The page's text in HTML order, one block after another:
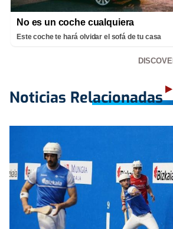
No es un coche cualquiera
Este coche te hará olvidar el sofá de tu casa
Noticias Relacionadas